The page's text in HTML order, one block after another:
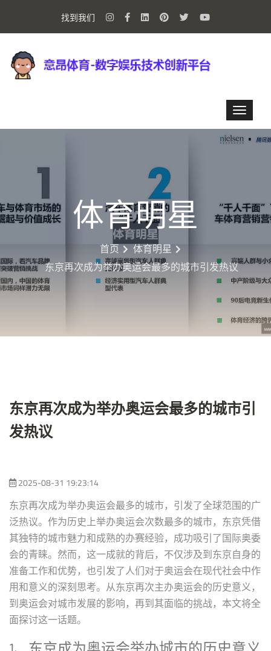
找到我们
体育明星
首页
体育明星
东京再次成为举办奥运会最多的城市引发热议
东京再次成为举办奥运会最多的城市引
发热议
2025-08-31 19:23:14
东京再次成为举办奥运会最多的城市，引发了全球范围的广
泛热议。作为历史上举办奥运会次数最多的城市，东京凭借
其独特的城市魅力和成熟的办赛经验，成功吸引了国际奥委
会的青睐。然而，这一成就的背后，不仅涉及到东京自身的
准备工作和优势，也引发了人们对于奥运会在现代社会中作
用和意义的深刻思考。从东京再次主办奥运会的历史意义，
到奥运会对城市发展的影响，再到其面临的挑战，本文将全
面探讨这一话题。